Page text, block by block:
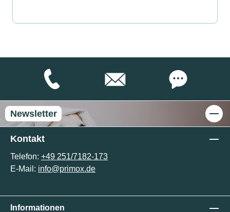
Newsletter
Kontakt
Telefon: +49 251/7182-173
E-Mail: info@primox.de
Informationen